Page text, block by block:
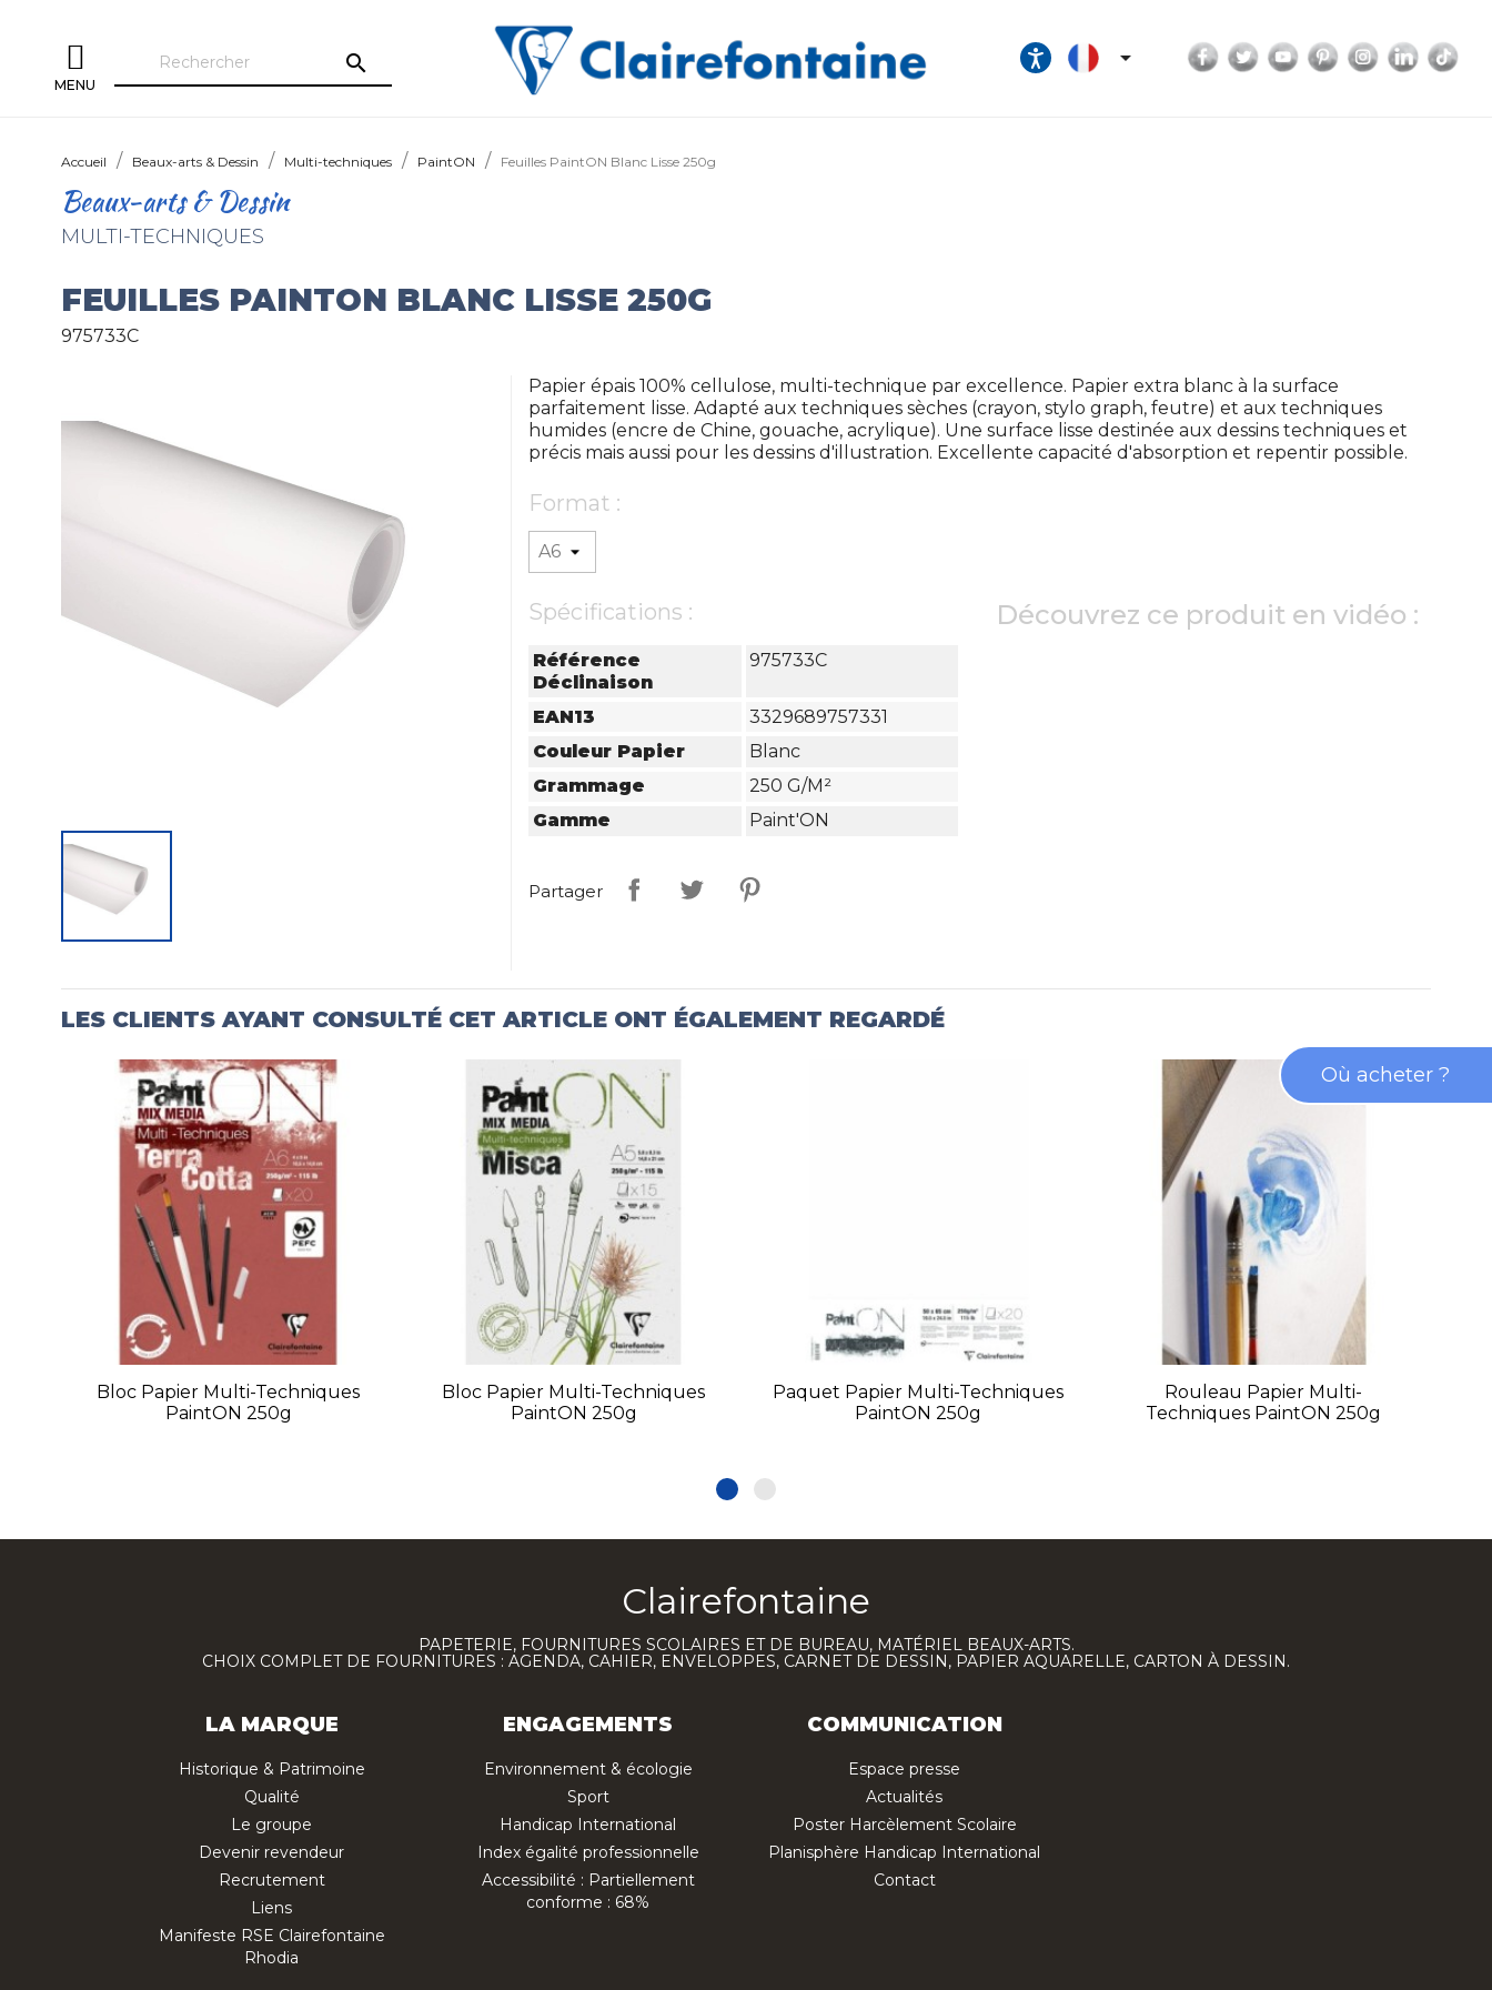
MENU
search  Facebook
TwitterYouTubePinterestInstagram
Accueil Beaux-arts & Dessin Multi-techniques PaintON Feuilles PaintON Blanc Lisse 250g
Beaux-arts & Dessin
MULTI-TECHNIQUES
FEUILLES PAINTON BLANC LISSE 250G
975733C
Papier épais 100% cellulose, multi-technique par excellence. Papier extra blanc à la surface
parfaitement lisse. Adapté aux techniques sèches (crayon, stylo graph, feutre) et aux techniques
humides (encre de Chine, gouache, acrylique). Une surface lisse destinée aux dessins techniques et
précis mais aussi pour les dessins d'illustration. Excellente capacité d'absorption et repentir possible.
Format :
Spécifications :
Référence
Déclinaison
975733C
EAN13
3329689757331
Couleur Papier
Blanc
Grammage
250 G/m²
Gamme
Paint'ON
Partager
Découvrez ce produit en vidéo :
LES CLIENTS AYANT CONSULTÉ CET ARTICLE ONT ÉGALEMENT REGARDÉ
Bloc Papier Multi-Techniques
PaintON 250g
Bloc Papier Multi-Techniques
PaintON 250g
Paquet Papier Multi-Techniques
PaintON 250g
Rouleau Papier Multi-
Techniques PaintON 250g
Clairefontaine
PAPETERIE, FOURNITURES SCOLAIRES ET DE BUREAU, MATÉRIEL BEAUX-ARTS.
CHOIX COMPLET DE FOURNITURES : AGENDA, CAHIER, ENVELOPPES, CARNET DE DESSIN, PAPIER AQUARELLE, CARTON À DESSIN.
LA MARQUE
Historique & Patrimoine
Qualité
Le groupe
Devenir revendeur
Recrutement
Liens
Manifeste RSE Clairefontaine
Rhodia
ENGAGEMENTS
Environnement & écologie
Sport
Handicap International
Index égalité professionnelle
Accessibilité : Partiellement
conforme : 68%
COMMUNICATION
Espace presse
Actualités
Poster Harcèlement Scolaire
Planisphère Handicap International
Contact
Où acheter ?